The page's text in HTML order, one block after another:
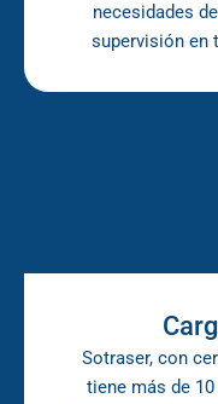
necesidades
supervisión en
Sotraser, con
tiene más de